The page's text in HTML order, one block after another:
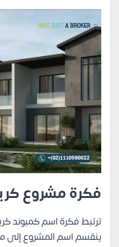
فكرة مشروع
ترتبط فكرة اسم كمبوند